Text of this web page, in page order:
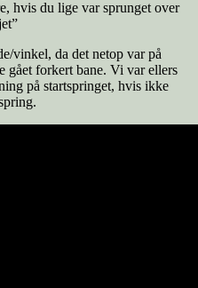
hvis du lige var sprunget over
vinkel, da det netop var på
gået forkert bane. Vi var ellers
på startspringet, hvis ikke